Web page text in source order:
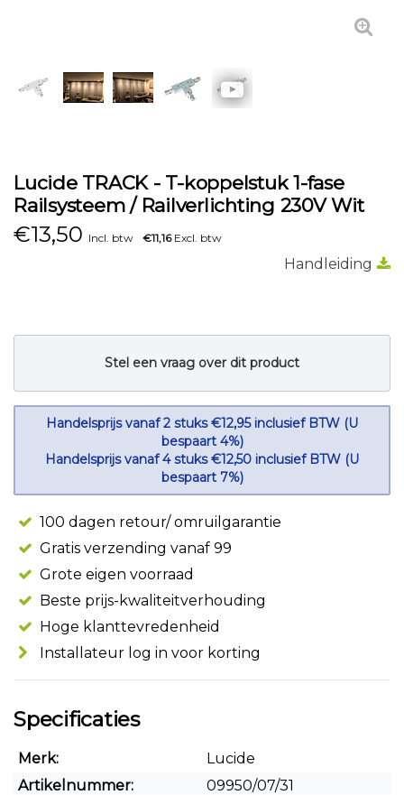
Lucide TRACK - T-koppelstuk 1-fase
Railsysteem / Railverlichting 230V Wit
€13,50 Incl. btw €11,16Excl. btw
Handleiding
Stel een vraag over dit product
Handelsprijs vanaf 2 stuks €12,95 inclusief BTW (U
bespaart 4%)
Handelsprijs vanaf 4 stuks €12,50 inclusief BTW (U
bespaart 7%)
100 dagen retour/ omruilgarantie
Gratis verzending vanaf 99
Grote eigen voorraad
Beste prijs-kwaliteitverhouding
Hoge klanttevredenheid
Installateur log in voor korting
Specificaties
Merk:
Lucide
Artikelnummer:
09950/07/31